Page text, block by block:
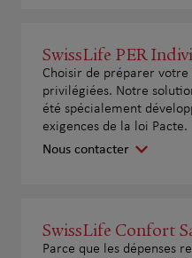
SwissLife PER
Choisir de préparer
privilégiées. Notre
été spécialement
exigences de la loi Pacte.
Nous contacter
SwissLife Confort
Parce que les dépenses